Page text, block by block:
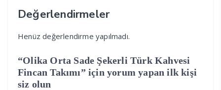
Değerlendirmeler
Henüz değerlendirme yapılmadı.
“Olika Orta Sade Şekerli Türk Kahvesi
Fincan Takımı” için yorum yapan ilk kişi
siz olun